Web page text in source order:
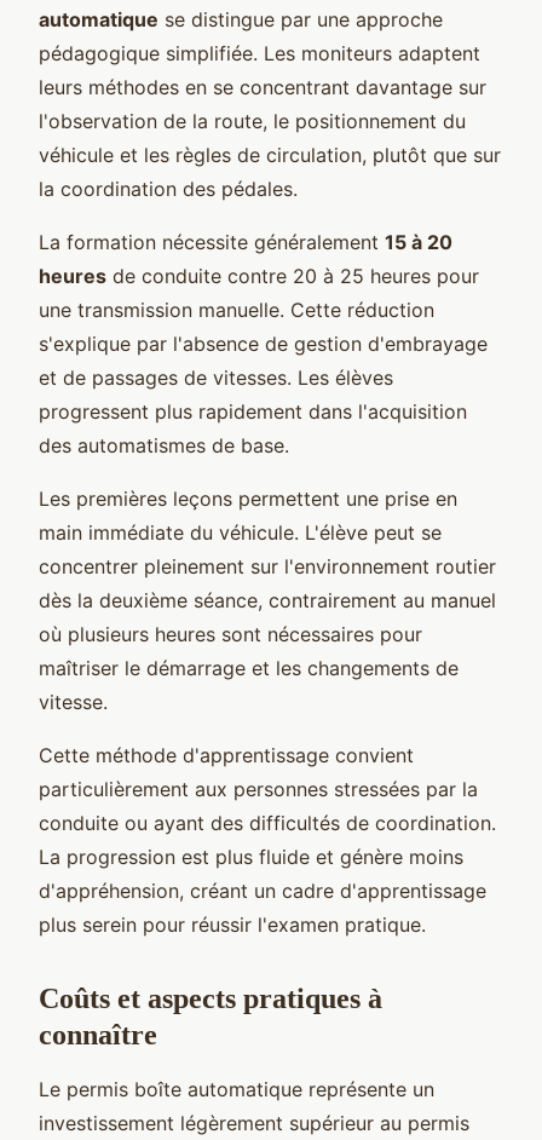
automatique se distingue par une approche
pédagogique simplifiée. Les moniteurs adaptent
leurs méthodes en se concentrant davantage sur
l'observation de la route, le positionnement du
véhicule et les règles de circulation, plutôt que sur
la coordination des pédales.
La formation nécessite généralement 15 à 20
heures de conduite contre 20 à 25 heures pour
une transmission manuelle. Cette réduction
s'explique par l'absence de gestion d'embrayage
et de passages de vitesses. Les élèves
progressent plus rapidement dans l'acquisition
des automatismes de base.
Les premières leçons permettent une prise en
main immédiate du véhicule. L'élève peut se
concentrer pleinement sur l'environnement routier
dès la deuxième séance, contrairement au manuel
où plusieurs heures sont nécessaires pour
maîtriser le démarrage et les changements de
vitesse.
Cette méthode d'apprentissage convient
particulièrement aux personnes stressées par la
conduite ou ayant des difficultés de coordination.
La progression est plus fluide et génère moins
d'appréhension, créant un cadre d'apprentissage
plus serein pour réussir l'examen pratique.
Coûts et aspects pratiques à
connaître
Le permis boîte automatique représente un
investissement légèrement supérieur au permis